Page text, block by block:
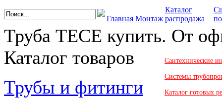
Главная Монтаж
Каталог
распродажа
Труба TECE купить. От
Каталог товаров
Трубы и фитинги
Сантехнические
Системы
Каталог готовых